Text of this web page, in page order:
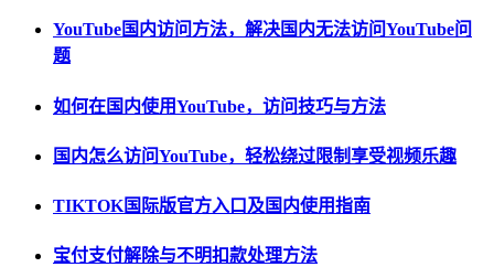
YouTube国内访问方法，解决国内无法访问YouTube问
题
如何在国内使用YouTube，访问技巧与方法
国内怎么访问YouTube，轻松绕过限制享受视频乐趣
TIKTOK国际版官方入口及国内使用指南
宝付支付解除与不明扣款处理方法